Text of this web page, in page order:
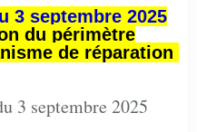
3 septembre 2025
du périmètre
de réparation
3 septembre 2025